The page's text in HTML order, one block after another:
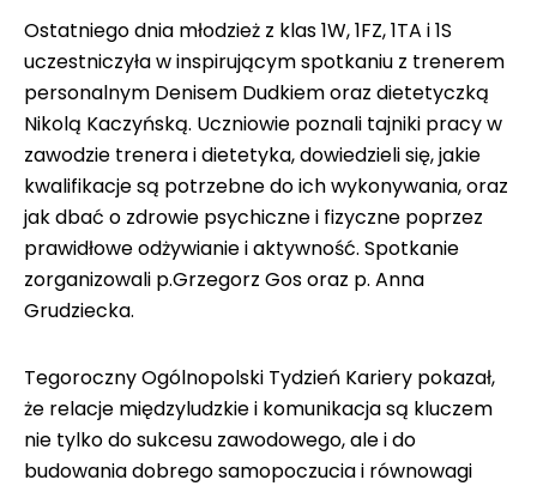
Ostatniego dnia młodzież z klas 1W, 1FZ, 1TA i 1S
uczestniczyła w inspirującym spotkaniu z trenerem
personalnym Denisem Dudkiem oraz dietetyczką
Nikolą Kaczyńską. Uczniowie poznali tajniki pracy w
zawodzie trenera i dietetyka, dowiedzieli się, jakie
kwalifikacje są potrzebne do ich wykonywania, oraz
jak dbać o zdrowie psychiczne i fizyczne poprzez
prawidłowe odżywianie i aktywność. Spotkanie
zorganizowali p.Grzegorz Gos oraz p. Anna
Grudziecka.
Tegoroczny Ogólnopolski Tydzień Kariery pokazał,
że relacje międzyludzkie i komunikacja są kluczem
nie tylko do sukcesu zawodowego, ale i do
budowania dobrego samopoczucia i równowagi